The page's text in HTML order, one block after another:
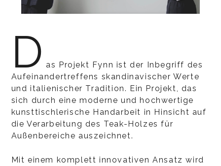
D as Projekt Fynn ist der Inbegriff des
Aufeinandertreffens skandinavischer Werte
und italienischer Tradition. Ein Projekt, das
sich durch eine moderne und hochwertige
kunsttischlerische Handarbeit in Hinsicht auf
die Verarbeitung des Teak-Holzes für
Außenbereiche auszeichnet.
Mit einem komplett innovativen Ansatz wird